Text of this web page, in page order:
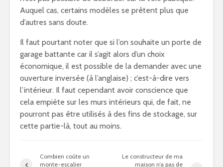
Auquel cas, certains modèles se prêtent plus que
d’autres sans doute.
Il faut pourtant noter que si l’on souhaite un porte de
garage battante car il s’agit alors d’un choix
économique, il est possible de la demander avec une
ouverture inversée (à l’anglaise) ; c’est-à-dire vers
l’intérieur. Il faut cependant avoir conscience que
cela empiète sur les murs intérieurs qui, de fait, ne
pourront pas être utilisés à des fins de stockage, sur
cette partie-là, tout au moins.
Combien coûte un
monte-escalier
Le constructeur de ma
maison n’a pas de